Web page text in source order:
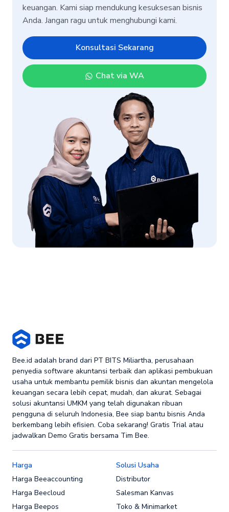
keuangan. Kami siap mendukung kesuksesan bisnis
Anda. Jangan ragu untuk menghubungi kami.
Konsultasi Sekarang
Chat via WA
Bee.id adalah brand dari PT BITS Miliartha, perusahaan
penyedia software akuntansi terbaik dan aplikasi pembukuan
usaha untuk membantu pemilik bisnis dan akuntan mengelola
keuangan secara lebih cepat, mudah, dan akurat. Sebagai
solusi akuntansi UMKM yang telah digunakan ribuan
pengguna di seluruh Indonesia, Bee siap bantu bisnis Anda
berkembang lebih efisien. Coba sekarang! Gratis Trial atau
jadwalkan Demo Gratis bersama Tim Bee.
Harga
Harga Beeaccounting
Harga Beecloud
Harga Beepos
Solusi Usaha
Distributor
Salesman Kanvas
Toko & Minimarket